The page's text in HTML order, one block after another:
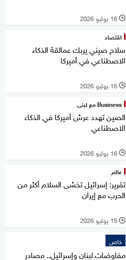
l 16 يوليو 2026
اقتصاد
سلاح صيني يربك عمالقة الذكاء
الاصطناعي في أميركا
l 16 يوليو 2026
Business مع لبنى
الصين تهدد عرش أميركا في الذكاء
الاصطناعي
l 16 يوليو 2026
عالم
تقرير: إسرائيل تخشى السلام أكثر من
الحرب مع إيران
l 15 يوليو 2026
خاص
مفاوضات لبنان وإسرائيل.. مصادر